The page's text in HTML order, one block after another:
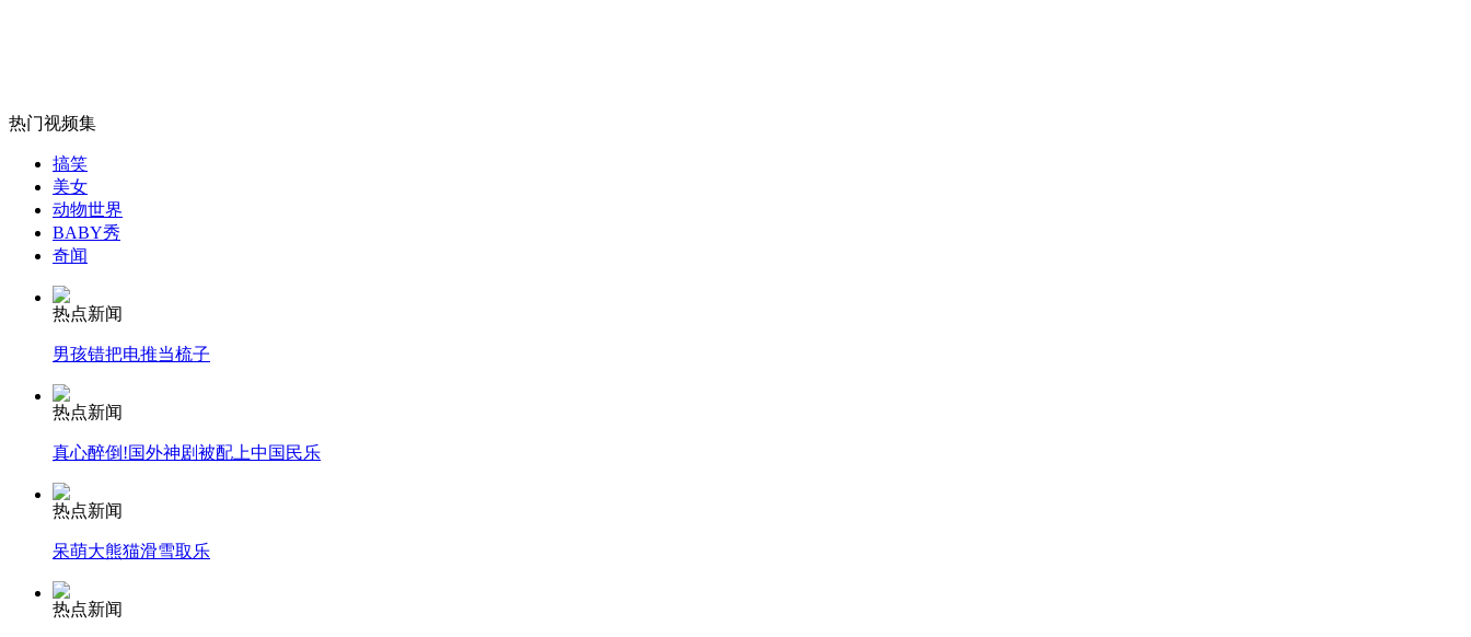
无痛分娩是否安全 医生回应
外交部：反对强权政治霸凌主义
外交部：有关国家言论片面不公正
安徽一实载49人客车翻车
走！跟着总书记去植树
消防员救轻生者
热门视频集
搞笑
美女
动物世界
BABY秀
奇闻
热点新闻
男孩错把电推当梳子
热点新闻
真心醉倒!国外神剧被配上中国民乐
热点新闻
呆萌大熊猫滑雪取乐
热点新闻